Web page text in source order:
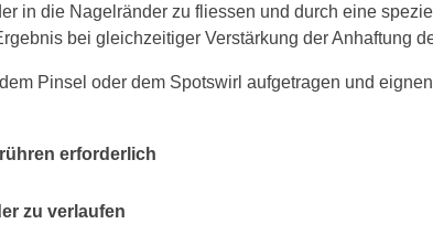
in die Nagelränder zu fliessen und durch eine
bei gleichzeitiger Verstärkung der Anhaftung
Pinsel oder dem Spotswirl aufgetragen und
erforderlich
zu verlaufen